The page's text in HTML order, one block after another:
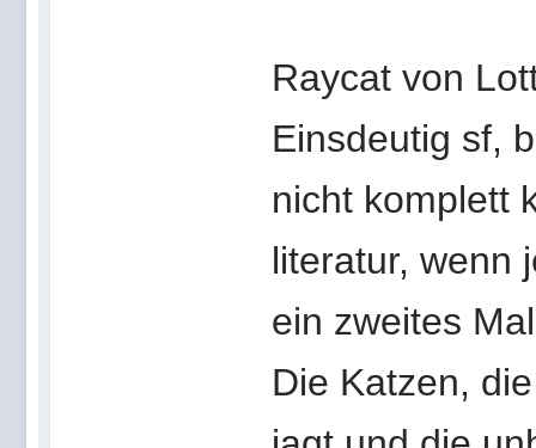
Raycat von
Einsdeutig sf,
nicht komplett
literatur, wenn
ein zweites
Die Katzen,